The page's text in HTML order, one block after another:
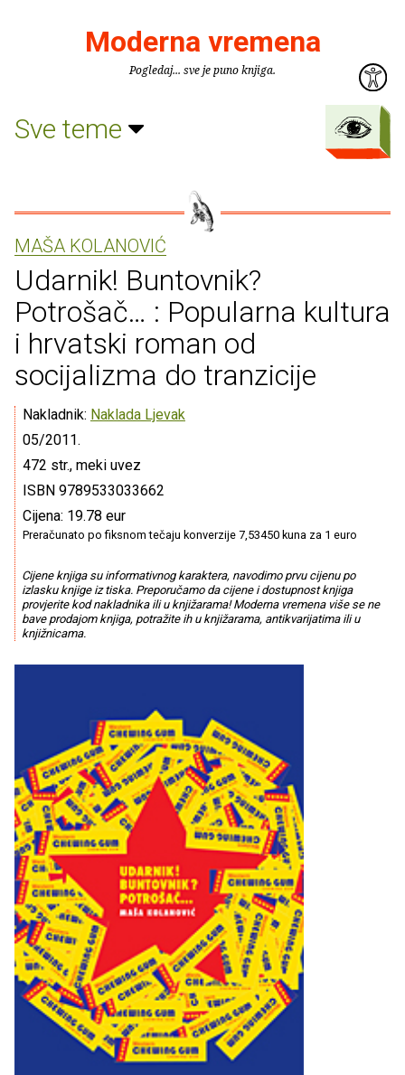
Moderna vremena
Pogledaj... sve je puno knjiga.
Sve teme
MAŠA KOLANOVIĆ
Udarnik! Buntovnik?
Potrošač… : Popularna kultura
i hrvatski roman od
socijalizma do tranzicije
Nakladnik: Naklada Ljevak
05/2011.
472 str., meki uvez
ISBN 9789533033662
Cijena: 19.78 eur
Preračunato po fiksnom tečaju konverzije 7,53450 kuna za 1 euro
Cijene knjiga su informativnog karaktera, navodimo prvu cijenu po
izlasku knjige iz tiska. Preporučamo da cijene i dostupnost knjiga
provjerite kod nakladnika ili u knjižarama! Moderna vremena više se ne
bave prodajom knjiga, potražite ih u knjižarama, antikvarijatima ili u
knjižnicama.